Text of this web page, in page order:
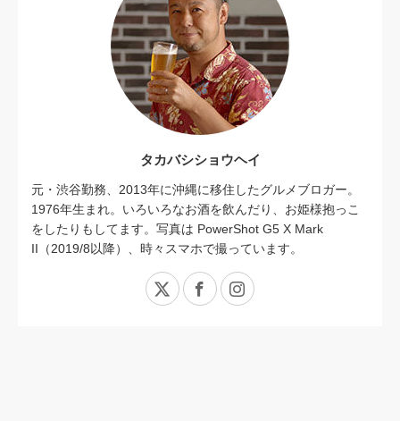
タカバシショウヘイ
元・渋谷勤務、2013年に沖縄に移住したグルメブロガー。
1976年生まれ。いろいろなお酒を飲んだり、お姫様抱っこ
をしたりもしてます。写真は PowerShot G5 X Mark
II（2019/8以降）、時々スマホで撮っています。
X FacebookInstagram